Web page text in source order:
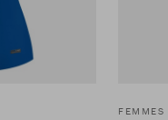
FEMMES